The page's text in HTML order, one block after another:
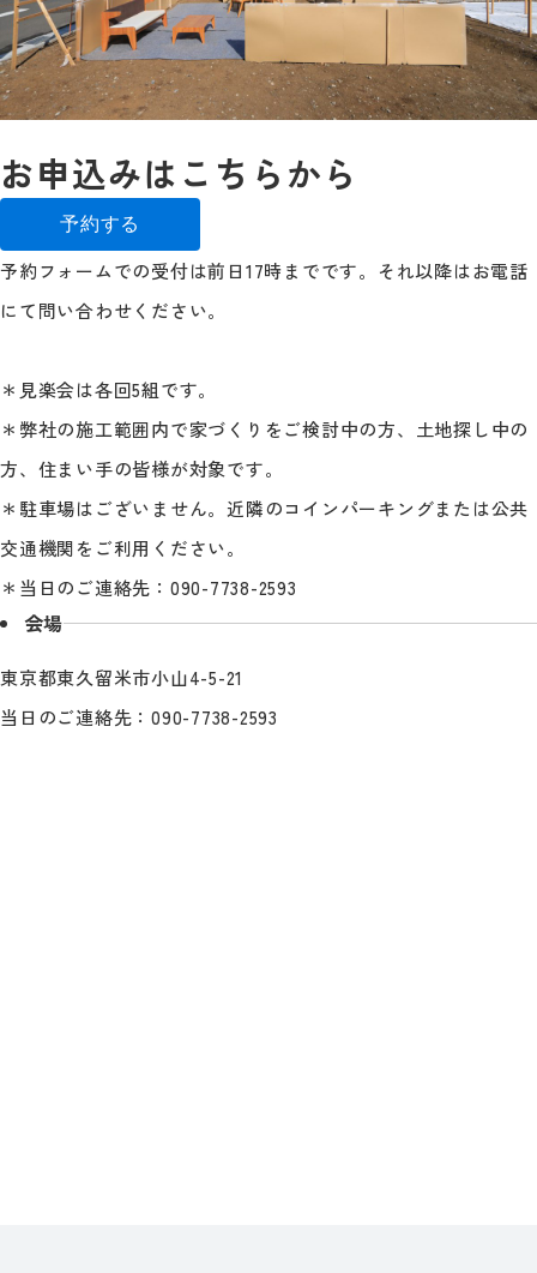
お申込みはこちらから
予約する
予約フォームでの受付は前日17時までです。それ以降はお電話
にて問い合わせください。
＊見楽会は各回5組です。
＊弊社の施工範囲内で家づくりをご検討中の方、土地探し中の
方、住まい手の皆様が対象です。
＊駐車場はございません。近隣のコインパーキングまたは公共
交通機関をご利用ください。
＊当日のご連絡先：090-7738-2593
会場
東京都東久留米市小山4-5-21
当日のご連絡先：090-7738-2593